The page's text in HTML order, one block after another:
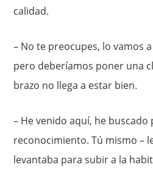
calidad.
– No te preocupes, lo vamos
pero deberíamos poner una
brazo no llega a estar bien.
– He venido aquí, he buscado
reconocimiento. Tú mismo –
levantaba para subir a la